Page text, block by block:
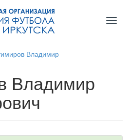
Владимир
Владимир